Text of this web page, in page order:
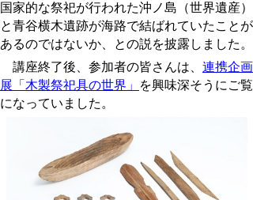
国家的な祭祀が行われた沖ノ島（世界遺産）
と青谷横木遺跡が海路で結ばれていたことが
あるのではないか、との説を披露しました。
講座終了後、参加者の皆さんは、 連携企画
展「木製祭祀具の世界」
を興味深そうにご覧
になっていました。